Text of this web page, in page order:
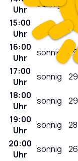
Uhr
sonnig 28
15:00
Uhr
sonnig 28
16:00
Uhr
sonnig 29
17:00
Uhr
sonnig 29
18:00
Uhr
sonnig 29
19:00
Uhr
sonnig 28
20:00
Uhr
sonnig 26